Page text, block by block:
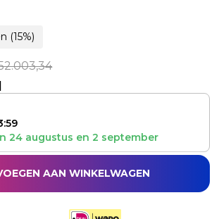
(15%)
24 augustus en 2 september
AAN WINKELWAGEN